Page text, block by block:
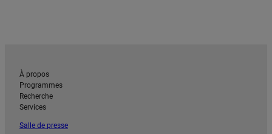
À propos
Programmes
Recherche
Services
Salle de presse